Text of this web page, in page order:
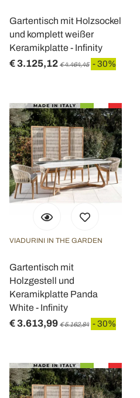
Gartentisch mit Holzsockel
und komplett weißer
Keramikplatte - Infinity
€ 3.125,12 € 4.464,45 - 30%
VIADURINI IN THE GARDEN
Gartentisch mit
Holzgestell und
Keramikplatte Panda
White - Infinity
€ 3.613,99 € 5.162,84 - 30%